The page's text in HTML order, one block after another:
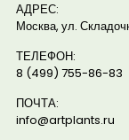
АДРЕС:
Москва, ул.
ТЕЛЕФОН:
8 (499) 755-86-83
ПОЧТА:
info@artplants.ru